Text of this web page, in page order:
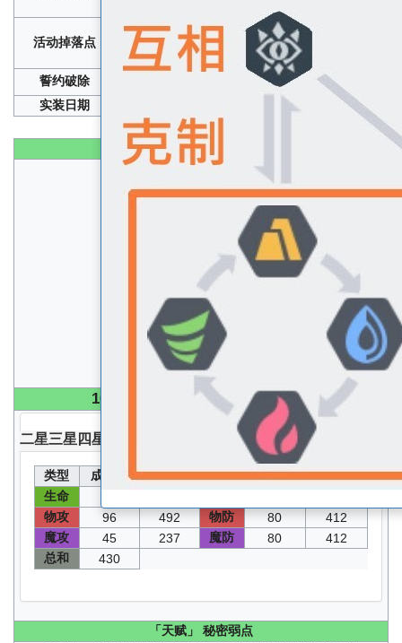
活动掉落点
光沉月夜樱绽日和： 1-1/1-2/1-3/1-4
/1-9/1-10/2-1 /2-2 2-6/2-7/2-9
3/3-4/3-7/3-8 /3-9 /挑战-1/挑战-2
誓约破除
实装日期
2018年09月20日
性能
生命
速度
物攻
物防
B+
C+
B+
100 级 无圣器无核心无能源分配能力值
二星三星 四星
类型 成长值 能力值 类型 成长值
能力值
生命
物攻
96 492 物防 80
412
魔攻
45 237 魔防 80
412
总和
430
「天赋」
秘密弱点